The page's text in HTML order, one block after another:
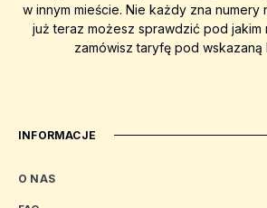
w innym mieście. Nie każdy zna numery
już teraz możesz sprawdzić pod jakim
zamówisz taryfę pod wskazaną
INFORMACJE
O NAS